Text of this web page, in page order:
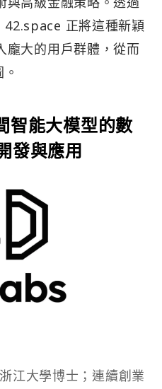
正將這種新穎
龐大的用戶群體，從而
智能大模型的數
發與應用
江大學博士；連續創業